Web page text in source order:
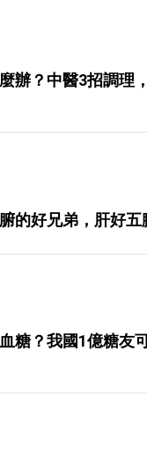
辦？中醫3招調理
的好兄弟，肝好五
糖？我國1億糖友